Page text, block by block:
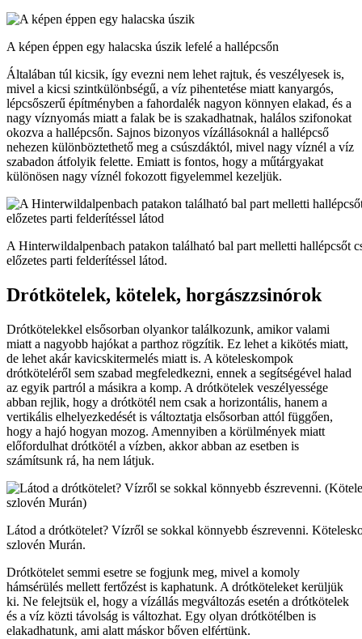
A képen éppen egy halacska úszik lefelé a hallépcsőn
Általában túl kicsik, így evezni nem lehet rajtuk, és veszélyesek is,
mivel a kicsi szintkülönbségű, a víz pihentetése miatt kanyargós,
lépcsőszerű építményben a fahordalék nagyon könnyen elakad, és a
nagy víznyomás miatt a falak be is szakadhatnak, halálos szifonokat
okozva a hallépcsőn. Sajnos bizonyos vízállásoknál a hallépcső
nehezen különböztethető meg a csúszdáktól, mivel nagy víznél a víz
szabadon átfolyik felette. Emiatt is fontos, hogy a műtárgyakat
különösen nagy víznél fokozott figyelemmel kezeljük.
A Hinterwildalpenbach patakon található bal part melletti hallépcsőt
előzetes parti felderítéssel látod.
Drótkötelek, kötelek, horgászzsinórok
Drótkötelekkel elsősorban olyankor találkozunk, amikor valami
miatt a nagyobb hajókat a parthoz rögzítik. Ez lehet a kikötés miatt,
de lehet akár kavicskitermelés miatt is. A köteleskompok
drótköteléről sem szabad megfeledkezni, ennek a segítségével halad
az egyik partról a másikra a komp. A drótkötelek veszélyessége
abban rejlik, hogy a drótkötél nem csak a horizontális, hanem a
vertikális elhelyezkedését is változtatja elsősorban attól függően,
hogy a hajó hogyan mozog. Amennyiben a körülmények miatt
előfordulhat drótkötél a vízben, akkor abban az esetben is
számítsunk rá, ha nem látjuk.
Látod a drótkötelet? Vízről se sokkal könnyebb észrevenni.
szlovén Murán.
Drótkötelet semmi esetre se fogjunk meg, mivel a komoly
hámsérülés mellett fertőzést is kaphatunk. A drótköteleket kerüljük
ki. Ne felejtsük el, hogy a vízállás megváltozás esetén a drótkötelek
és a víz közti távolság is változhat. Egy olyan drótkötélben is
elakadhatunk, ami alatt máskor bőven elfértünk.